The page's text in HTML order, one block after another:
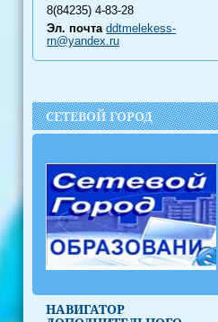
8(84235) 4-83-28
Эл. почта ddtmelekess-
rn@yandex.ru
СЕТЕВОЙ ГОРОД
НАВИГАТОР